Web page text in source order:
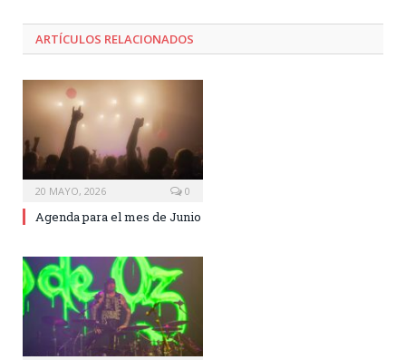
ARTÍCULOS RELACIONADOS
20 MAYO, 2026 0
Agenda para el mes de Junio